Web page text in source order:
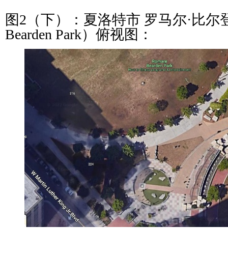
图2（下）：夏洛特市 罗马尔·比尔
Bearden Park）俯视图：